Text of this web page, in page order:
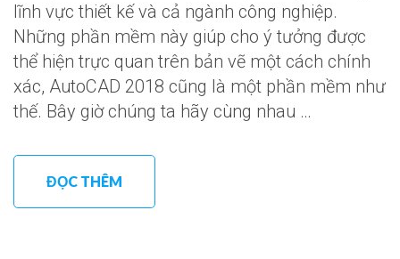
lĩnh vực thiết kế và cả ngành công nghiệp.
Những phần mềm này giúp cho ý tưởng được
thể hiện trực quan trên bản vẽ một cách chính
xác, AutoCAD 2018 cũng là một phần mềm như
thế. Bây giờ chúng ta hãy cùng nhau …
ĐỌC THÊM